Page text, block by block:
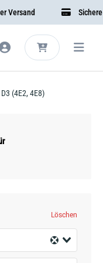
Sichere
(4E2, 4E8)
Löschen